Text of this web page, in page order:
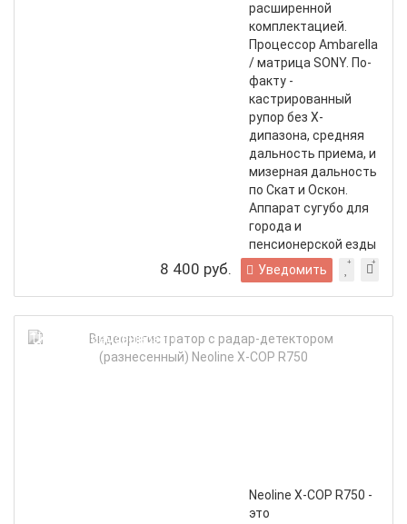
расширенной
комплектацией.
Процессор Ambarella
/ матрица SONY. По-
факту -
кастрированный
рупор без X-
дипазона, средняя
дальность приема, и
мизерная дальность
по Скат и Оскон.
Аппарат сугубо для
города и
пенсионерской езды
по трассе.
8 400 руб. Уведомить
Цена при самовывозе!
Neoline X-COP R750 -
это